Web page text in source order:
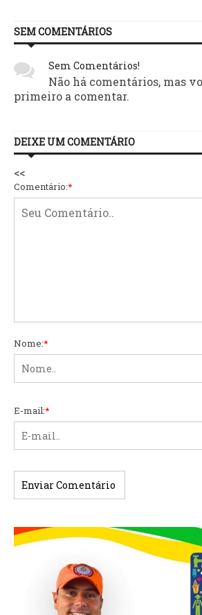
SEM COMENTÁRIOS
Sem Comentários!
Não há comentários, mas
primeiro a comentar.
DEIXE UM COMENTÁRIO
<<
Comentário:*
Nome:*
E-mail:*